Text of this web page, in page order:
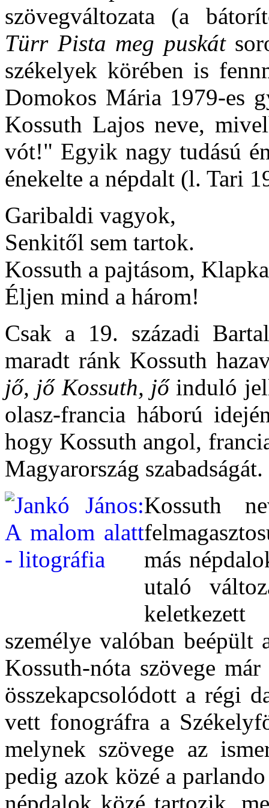
szövegváltozata (a
Türr Pista meg puskát
székelyek körében is
Domokos Mária 1979-es
Kossuth Lajos neve,
vót!" Egyik nagy tudású
énekelte a népdalt (l. Tari
Garibaldi vagyok,
Senkitől sem tartok.
Kossuth a pajtásom,
Éljen mind a három!
Csak a 19. századi
maradt ránk Kossuth
jő, jő Kossuth, jőinduló
olasz-francia háború
hogy Kossuth angol,
Magyarország
Kossuth
más
utaló
személye valóban beépült
Kossuth-nóta szövege
összekapcsolódott a régi
vett fonográfra a
melynek szövege az
pedig azok közé a
népdalok közé tartozik,